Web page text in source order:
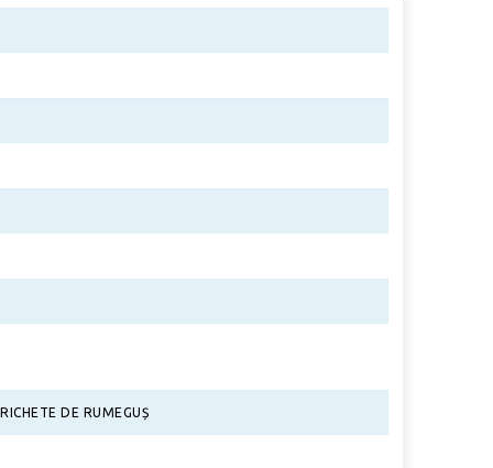
DE RUMEGUȘ